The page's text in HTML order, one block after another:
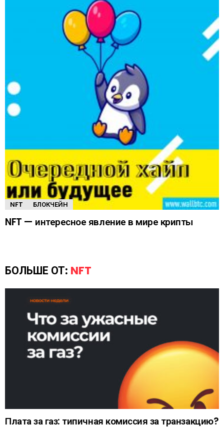
NFT БЛОКЧЕЙН
NFT — интересное явление в мире крипты
БОЛЬШЕ ОТ: NFT
Плата за газ: типичная комиссия за транзакцию?